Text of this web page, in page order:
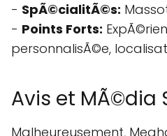
- SpÃ©cialitÃ©s:
- Points Forts:
personnalisÃ©e,
Avis et MÃ©dia
Malheureusement,